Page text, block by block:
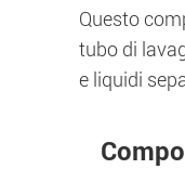
Questo
tubo di
e liquidi